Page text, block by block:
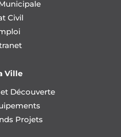
Civil
Ville
Découverte
Projets